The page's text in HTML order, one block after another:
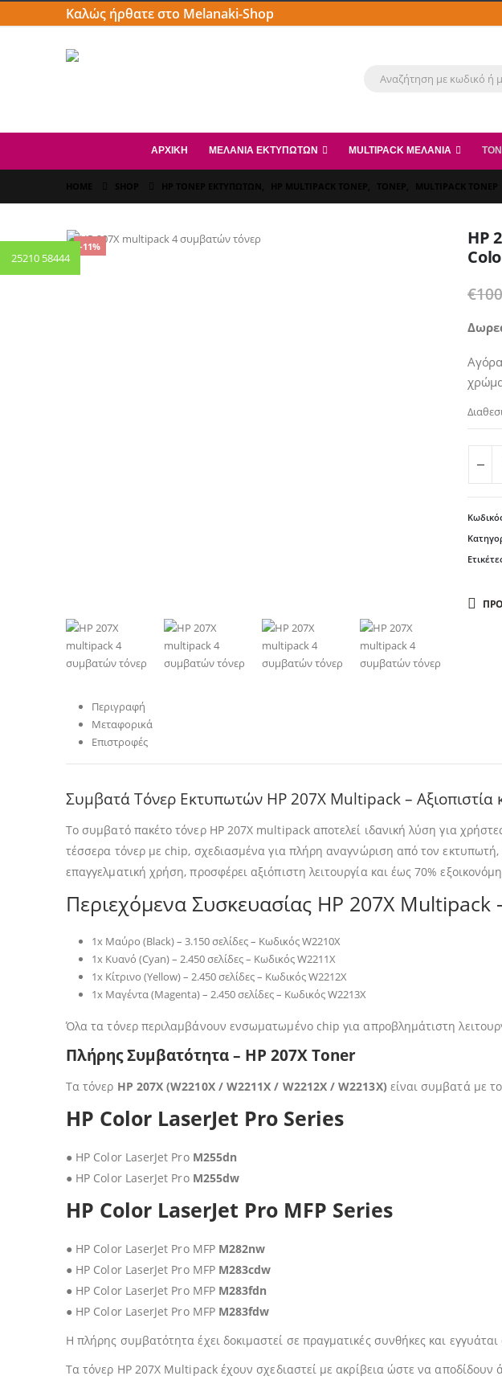
Καλώς ήρθατε στο Melanaki-Shop
ΑΡΧΙΚΗ ΜΕΛΆΝΙΑ ΕΚΤΥΠΩΤΏΝ MULTIPACK ΜΕΛΆΝΙΑ
-11%
HP
€
Περιγραφή
Μεταφορικά
Επιστροφές
Συμβατά Τόνερ Εκτυπωτών HP 207X Multipack –
Το συμβατό πακέτο τόνερ HP 207X multipack αποτελεί ιδανική λύση για
τέσσερα τόνερ με chip, σχεδιασμένα για πλήρη αναγνώριση από τον
επαγγελματική χρήση, προσφέρει αξιόπιστη λειτουργία και έως 70%
Περιεχόμενα Συσκευασίας HP 207X Multipack
1x Μαύρο (Black) – 3.150 σελίδες – Κωδικός W2210X
1x Κυανό (Cyan) – 2.450 σελίδες – Κωδικός W2211X
1x Κίτρινο (Yellow) – 2.450 σελίδες – Κωδικός W2212X
1x Μαγέντα (Magenta) – 2.450 σελίδες – Κωδικός W2213X
Όλα τα τόνερ περιλαμβάνουν ενσωματωμένο chip για απροβλημάτιστη
Πλήρης Συμβατότητα – HP 207X Toner
Τα τόνερ HP 207X (W2210X / W2211X / W2212X / W2213X) είναι συμβατά με
HP Color LaserJet Pro Series
● HP Color LaserJet Pro M255dn
● HP Color LaserJet Pro M255dw
HP Color LaserJet Pro MFP Series
● HP Color LaserJet Pro MFP M282nw
● HP Color LaserJet Pro MFP M283cdw
● HP Color LaserJet Pro MFP M283fdn
● HP Color LaserJet Pro MFP M283fdw
Η πλήρης συμβατότητα έχει δοκιμαστεί σε πραγματικές συνθήκες και
Τα τόνερ HP 207Χ Multipack έχουν σχεδιαστεί με ακρίβεια ώστε να
25210 58444